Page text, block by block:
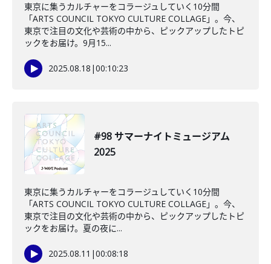
東京に集うカルチャーをコラージュしていく10分間
「ARTS COUNCIL TOKYO CULTURE COLLAGE」。今、
東京で注目の文化や芸術の中から、ピックアップしたトピ
ックをお届け。9月15...
2025.08.18 |00:10:23
#98 サマーナイトミュージアム
2025
東京に集うカルチャーをコラージュしていく10分間
「ARTS COUNCIL TOKYO CULTURE COLLAGE」。今、
東京で注目の文化や芸術の中から、ピックアップしたトピ
ックをお届け。夏の夜に...
2025.08.11 |00:08:18